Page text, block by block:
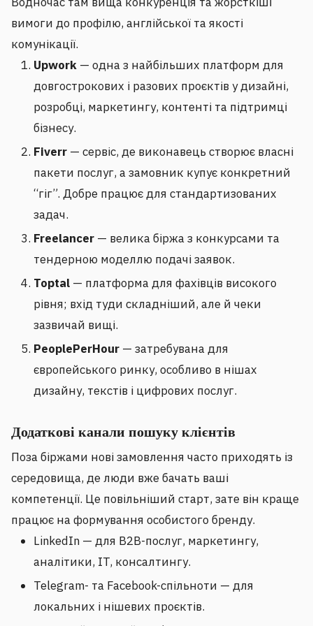
вимоги до профілю, англійської та якості
комунікації.
Upwork — одна з найбільших платформ для
довгострокових і разових проєктів у дизайні,
розробці, маркетингу, контенті та підтримці
бізнесу.
Fiverr — сервіс, де виконавець створює власні
пакети послуг, а замовник купує конкретний
“гіг”. Добре працює для стандартизованих
задач.
Freelancer — велика біржа з конкурсами та
тендерною моделлю подачі заявок.
Toptal — платформа для фахівців високого
рівня; вхід туди складніший, але й чеки
зазвичай вищі.
PeoplePerHour — затребувана для
європейського ринку, особливо в нішах
дизайну, текстів і цифрових послуг.
Додаткові канали пошуку клієнтів
Поза біржами нові замовлення часто приходять із
середовища, де люди вже бачать ваші
компетенції. Це повільніший старт, зате він краще
працює на формування особистого бренду.
LinkedIn — для B2B-послуг, маркетингу,
аналітики, IT, консалтингу.
Telegram- та Facebook-спільноти — для
локальних і нішевих проєктів.